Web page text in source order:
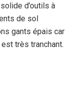
d’outils à
de sol
gants épais car
très tranchant.